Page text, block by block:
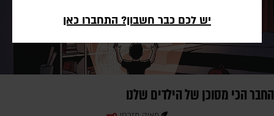
יש לכם כבר חשבון? התחברו כאן
החבר הכי מסוכן של הילדים שלנו